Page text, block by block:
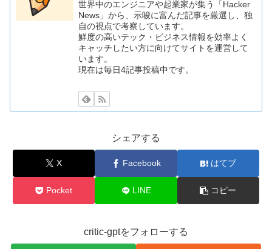
世界中のエンジニアや起業家が集う「Hacker
News」から、示唆に富んだ記事を厳選し、独
自の視点で考察しています。
鮮度の高いテック・ビジネス情報を効率よく
キャッチしたい方に向けてサイトを運営して
います。
現在は毎日4記事投稿中です。
シェアする
X Facebook はてブ
Pocket LINE コピー
critic-gptをフォローする